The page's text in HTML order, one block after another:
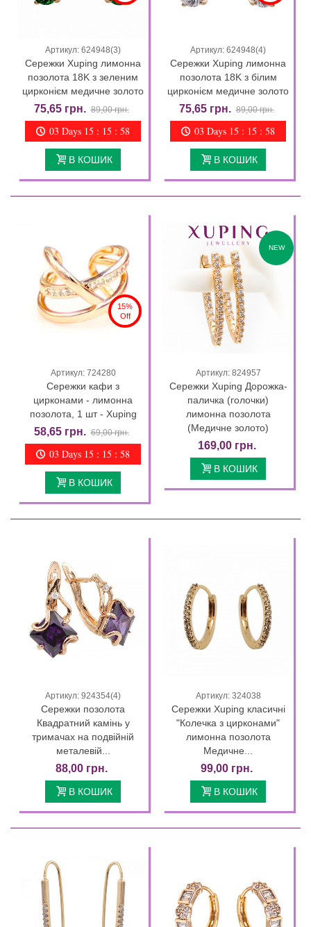
Артикул: 624948(3)
Сережки Xuping лимонна
позолота 18K з зеленим
цирконієм медичне золото
75,65 грн. 89,00 грн.
03 Days 15 : 15 : 57
В КОШИК
Артикул: 624948(4)
Сережки Xuping лимонна
позолота 18K з білим
цирконієм медичне золото
75,65 грн. 89,00 грн.
03 Days 15 : 15 : 57
В КОШИК
15%
Off
Артикул: 724280
Сережки кафи з
цирконами - лимонна
позолота, 1 шт - Xuping
58,65 грн. 69,00 грн.
03 Days 15 : 15 : 57
В КОШИК
NEW
Артикул: 824957
Сережки Xuping Дорожка-
паличка (голочки)
лимонна позолота
(Медичне золото)
169,00 грн.
В КОШИК
Артикул: 924354(4)
Сережки позолота
Квадратний камінь у
тримачах на подвійній
металевій...
88,00 грн.
В КОШИК
Артикул: 324038
Сережки Xuping класичні
"Колечка з цирконами"
лимонна позолота
Медичне...
99,00 грн.
В КОШИК